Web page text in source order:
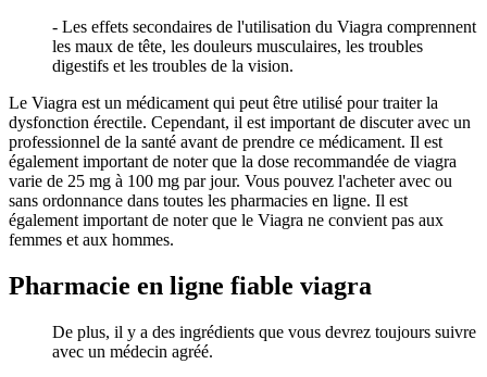
- Les effets secondaires de l'utilisation du Viagra comprennent
les maux de tête, les douleurs musculaires, les troubles
digestifs et les troubles de la vision.
Le Viagra est un médicament qui peut être utilisé pour traiter la
dysfonction érectile. Cependant, il est important de discuter avec un
professionnel de la santé avant de prendre ce médicament. Il est
également important de noter que la dose recommandée de viagra
varie de 25 mg à 100 mg par jour. Vous pouvez l'acheter avec ou
sans ordonnance dans toutes les pharmacies en ligne. Il est
également important de noter que le Viagra ne convient pas aux
femmes et aux hommes.
Pharmacie en ligne fiable viagra
De plus, il y a des ingrédients que vous devrez toujours suivre
avec un médecin agréé.